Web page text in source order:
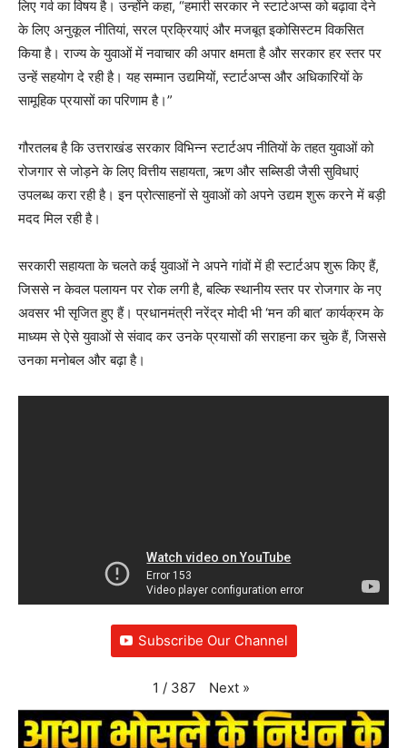
लिए गर्व का विषय है। उन्होंने कहा, “हमारी सरकार ने स्टार्टअप्स को बढ़ावा देने
के लिए अनुकूल नीतियां, सरल प्रक्रियाएं और मजबूत इकोसिस्टम विकसित
किया है। राज्य के युवाओं में नवाचार की अपार क्षमता है और सरकार हर स्तर पर
उन्हें सहयोग दे रही है। यह सम्मान उद्यमियों, स्टार्टअप्स और अधिकारियों के
सामूहिक प्रयासों का परिणाम है।”
गौरतलब है कि उत्तराखंड सरकार विभिन्न स्टार्टअप नीतियों के तहत युवाओं को
रोजगार से जोड़ने के लिए वित्तीय सहायता, ऋण और सब्सिडी जैसी सुविधाएं
उपलब्ध करा रही है। इन प्रोत्साहनों से युवाओं को अपने उद्यम शुरू करने में बड़ी
मदद मिल रही है।
सरकारी सहायता के चलते कई युवाओं ने अपने गांवों में ही स्टार्टअप शुरू किए हैं,
जिससे न केवल पलायन पर रोक लगी है, बल्कि स्थानीय स्तर पर रोजगार के नए
अवसर भी सृजित हुए हैं। प्रधानमंत्री नरेंद्र मोदी भी ‘मन की बात’ कार्यक्रम के
माध्यम से ऐसे युवाओं से संवाद कर उनके प्रयासों की सराहना कर चुके हैं, जिससे
उनका मनोबल और बढ़ा है।
Subscribe Our Channel
1 / 387 Next »